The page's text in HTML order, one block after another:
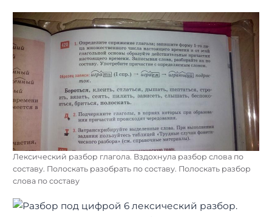
Лексический разбор глагола. Вздохнула разбор слова по
составу. Полоскать разобрать по составу. Полоскать разбор
слова по составу